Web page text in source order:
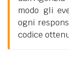
modo gli
ogni
codice